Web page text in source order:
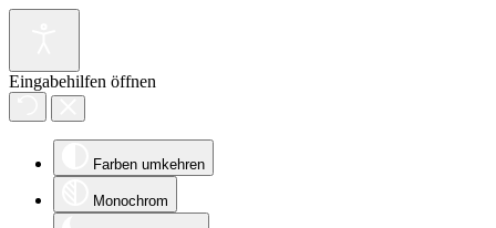
Eingabehilfen öffnen
Farben umkehren
Monochrom